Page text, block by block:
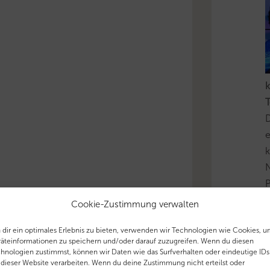
Cookie-Zustimmung verwalten
dir ein optimales Erlebnis zu bieten, verwenden wir Technologien wie Cookies,
zu speichern und/oder darauf zuzugreifen. Wenn du diesen
zustimmst, können wir Daten wie das Surfverhalten oder eindeutige IDs
Website verarbeiten. Wenn du deine Zustimmung nicht erteilst oder